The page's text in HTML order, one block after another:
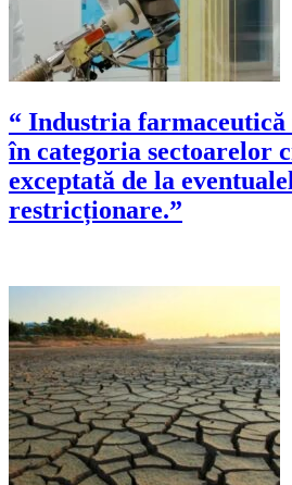
“ Industria
în categoria sectoarelor
exceptată de la
restricționare.”